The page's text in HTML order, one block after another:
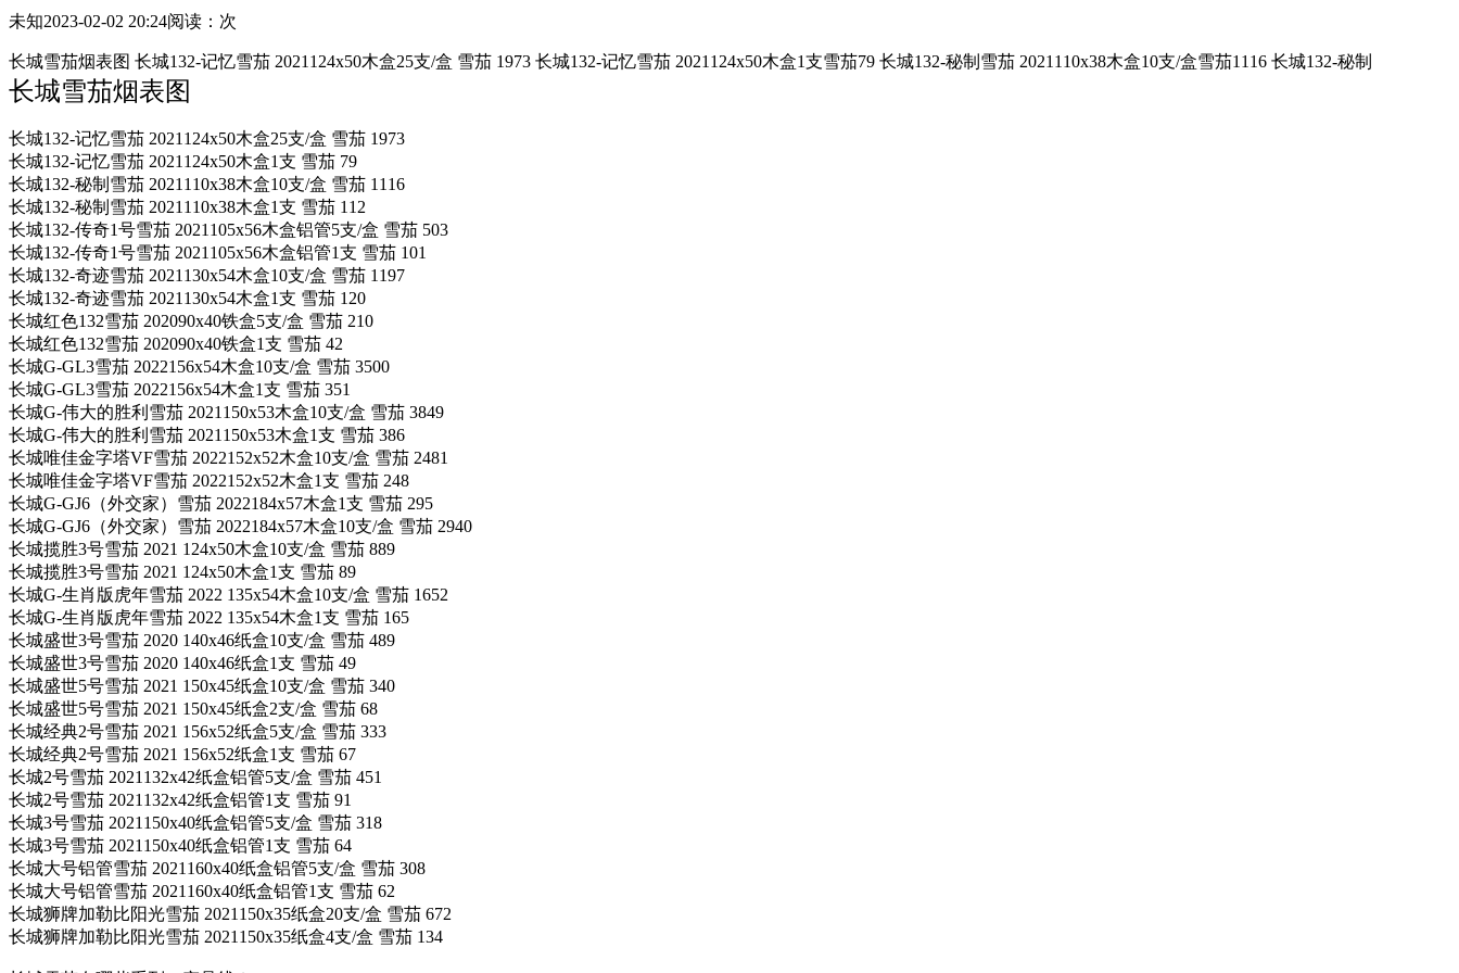
未知2023-02-02 20:24阅读： 次
长城雪茄烟表图 长城132-记忆雪茄 2021124x50木盒25支/盒 雪茄 1973 长城132-记忆雪茄 2021124x50木盒1支雪茄79 长城132-秘制雪茄 2021110x38木盒10支/盒雪茄1116 长城132-秘制
长城雪茄烟表图
长城132-记忆雪茄 2021124x50木盒25支/盒 雪茄 1973
长城132-记忆雪茄 2021124x50木盒1支 雪茄 79
长城132-秘制雪茄 2021110x38木盒10支/盒 雪茄 1116
长城132-秘制雪茄 2021110x38木盒1支 雪茄 112
长城132-传奇1号雪茄 2021105x56木盒铝管5支/盒 雪茄 503
长城132-传奇1号雪茄 2021105x56木盒铝管1支 雪茄 101
长城132-奇迹雪茄 2021130x54木盒10支/盒 雪茄 1197
长城132-奇迹雪茄 2021130x54木盒1支 雪茄 120
长城红色132雪茄 202090x40铁盒5支/盒 雪茄 210
长城红色132雪茄 202090x40铁盒1支 雪茄 42
长城G-GL3雪茄 2022156x54木盒10支/盒 雪茄 3500
长城G-GL3雪茄 2022156x54木盒1支 雪茄 351
长城G-伟大的胜利雪茄 2021150x53木盒10支/盒 雪茄 3849
长城G-伟大的胜利雪茄 2021150x53木盒1支 雪茄 386
长城唯佳金字塔VF雪茄 2022152x52木盒10支/盒 雪茄 2481
长城唯佳金字塔VF雪茄 2022152x52木盒1支 雪茄 248
长城G-GJ6（外交家）雪茄 2022184x57木盒1支 雪茄 295
长城G-GJ6（外交家）雪茄 2022184x57木盒10支/盒 雪茄 2940
长城揽胜3号雪茄 2021 124x50木盒10支/盒 雪茄 889
长城揽胜3号雪茄 2021 124x50木盒1支 雪茄 89
长城G-生肖版虎年雪茄 2022 135x54木盒10支/盒 雪茄 1652
长城G-生肖版虎年雪茄 2022 135x54木盒1支 雪茄 165
长城盛世3号雪茄 2020 140x46纸盒10支/盒 雪茄 489
长城盛世3号雪茄 2020 140x46纸盒1支 雪茄 49
长城盛世5号雪茄 2021 150x45纸盒10支/盒 雪茄 340
长城盛世5号雪茄 2021 150x45纸盒2支/盒 雪茄 68
长城经典2号雪茄 2021 156x52纸盒5支/盒 雪茄 333
长城经典2号雪茄 2021 156x52纸盒1支 雪茄 67
长城2号雪茄 2021132x42纸盒铝管5支/盒 雪茄 451
长城2号雪茄 2021132x42纸盒铝管1支 雪茄 91
长城3号雪茄 2021150x40纸盒铝管5支/盒 雪茄 318
长城3号雪茄 2021150x40纸盒铝管1支 雪茄 64
长城大号铝管雪茄 2021160x40纸盒铝管5支/盒 雪茄 308
长城大号铝管雪茄 2021160x40纸盒铝管1支 雪茄 62
长城狮牌加勒比阳光雪茄 2021150x35纸盒20支/盒 雪茄 672
长城狮牌加勒比阳光雪茄 2021150x35纸盒4支/盒 雪茄 134